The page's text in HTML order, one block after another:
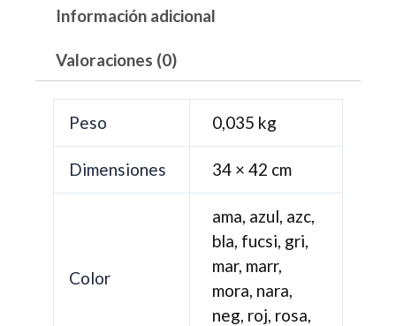
Información adicional
Valoraciones (0)
Peso 0,035 kg
Dimensiones 34 × 42 cm
Color
ama, azul, azc,
bla, fucsi, gri,
mar, marr,
mora, nara,
neg, roj, rosa,